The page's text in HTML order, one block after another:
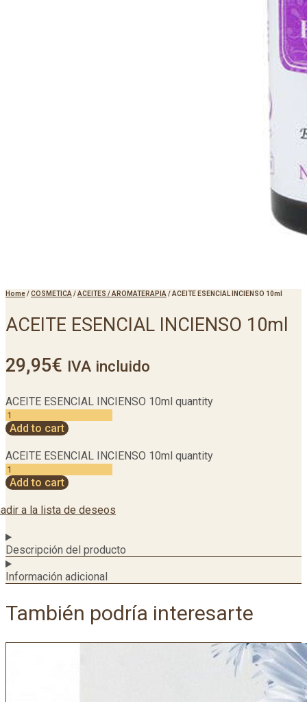
Home/COSMETICA /ACEITES / AROMATERAPIA /ACEITE ESENCIAL INCIENSO 10ml
ACEITE ESENCIAL INCIENSO 10ml
29,95€ IVA incluido
ACEITE ESENCIAL INCIENSO 10ml quantity
Add to cart
ACEITE ESENCIAL INCIENSO 10ml quantity
Add to cart
a la lista de deseos
Descripción del producto
Información adicional
También podría interesarte